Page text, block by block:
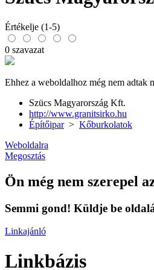
Értékelje (1-5)
0 szavazat
Ehhez a weboldalhoz még nem adtak
Szücs Magyarország Kft.
http://www.granitsirko.hu
Építőipar> Kőburkolatok
Weboldalra
Megosztás
Ön még nem szerepel
Semmi gond! Küldje be
Linkajánló
Linkbázis